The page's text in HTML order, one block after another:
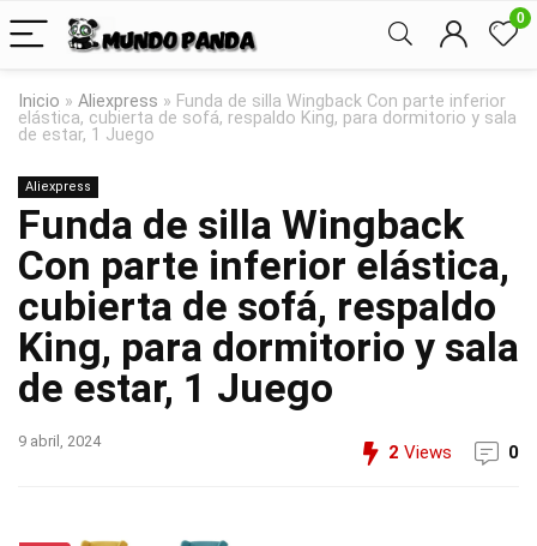
0
Inicio » Aliexpress » Funda de silla Wingback Con parte inferior
elástica, cubierta de sofá, respaldo King, para dormitorio y sala
de estar, 1 Juego
Aliexpress
Funda de silla Wingback
Con parte inferior elástica,
cubierta de sofá, respaldo
King, para dormitorio y sala
de estar, 1 Juego
9 abril, 2024
2 Views 0